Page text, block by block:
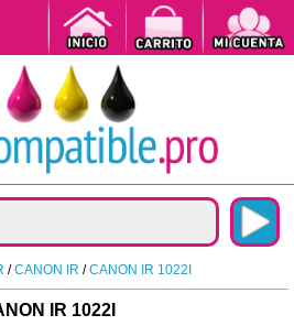
/CANON IR /CANON IR 1022I
IR 1022I